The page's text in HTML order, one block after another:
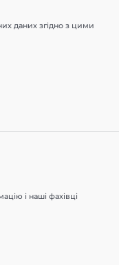
даних згідно з цими
і наші фахівці